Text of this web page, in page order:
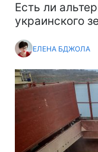
Есть ли
украинского
ЕЛЕНА БДЖОЛА